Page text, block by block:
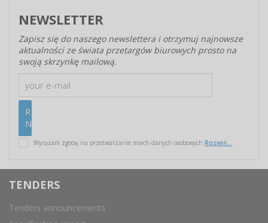
NEWSLETTER
Zapisz się do naszego newslettera i otrzymuj najnowsze
aktualności ze świata przetargów biurowych prosto na
swoją skrzynkę mailową.
Wyrażam zgodę na przetwarzanie moich danych osobowych Rozwiń...
TENDERS
Tenders announcements